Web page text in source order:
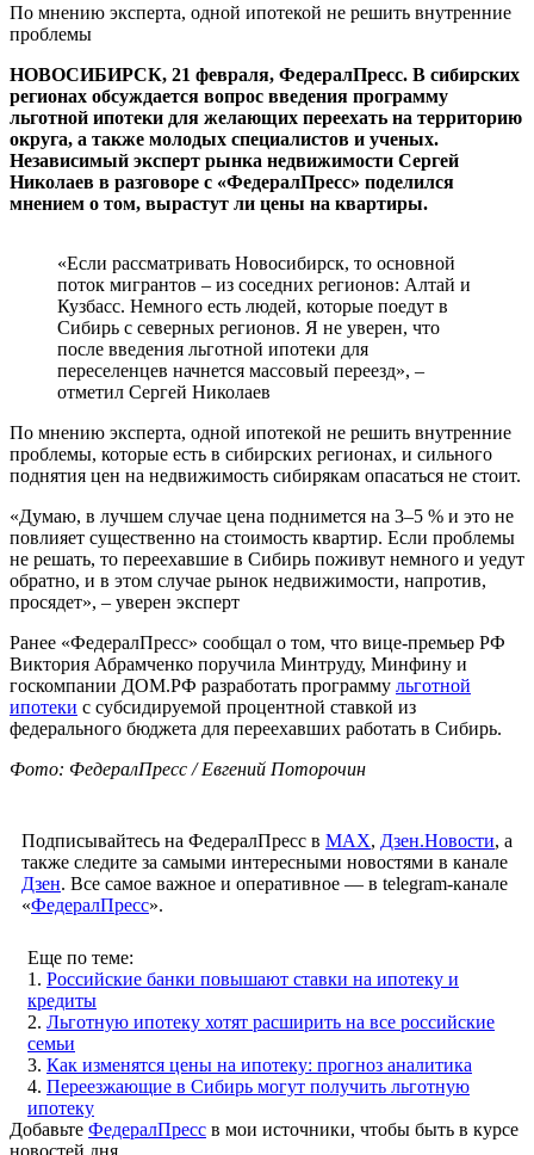
По мнению эксперта, одной ипотекой не решить внутренние
проблемы
НОВОСИБИРСК, 21 февраля, ФедералПресс. В сибирских
регионах обсуждается вопрос введения программу
льготной ипотеки для желающих переехать на территорию
округа, а также молодых специалистов и ученых.
Независимый эксперт рынка недвижимости Сергей
Николаев в разговоре с «ФедералПресс» поделился
мнением о том, вырастут ли цены на квартиры.
«Если рассматривать Новосибирск, то основной
поток мигрантов – из соседних регионов: Алтай и
Кузбасс. Немного есть людей, которые поедут в
Сибирь с северных регионов. Я не уверен, что
после введения льготной ипотеки для
переселенцев начнется массовый переезд», –
отметил Сергей Николаев
По мнению эксперта, одной ипотекой не решить внутренние
проблемы, которые есть в сибирских регионах, и сильного
поднятия цен на недвижимость сибирякам опасаться не стоит.
«Думаю, в лучшем случае цена поднимется на 3–5 % и это не
повлияет существенно на стоимость квартир. Если проблемы
не решать, то переехавшие в Сибирь поживут немного и уедут
обратно, и в этом случае рынок недвижимости, напротив,
просядет», – уверен эксперт
Ранее «ФедералПресс» сообщал о том, что вице-премьер РФ
Виктория Абрамченко поручила Минтруду, Минфину и
госкомпании ДОМ.РФ разработать программу льготной
ипотеки с субсидируемой процентной ставкой из
федерального бюджета для переехавших работать в Сибирь.
Фото: ФедералПресс / Евгений Поторочин
Подписывайтесь на ФедералПресс в МАХ, Дзен.Новости, а
также следите за самыми интересными новостями в канале
Дзен. Все самое важное и оперативное — в telegram-канале
«ФедералПресс».
Еще по теме:
1. Российские банки повышают ставки на ипотеку и
кредиты
2. Льготную ипотеку хотят расширить на все российские
семьи
3. Как изменятся цены на ипотеку: прогноз аналитика
4. Переезжающие в Сибирь могут получить льготную
ипотеку
Добавьте ФедералПресс в мои источники, чтобы быть в курсе
новостей дня.